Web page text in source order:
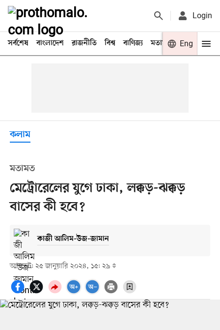
Login
সর্বশেষ বাংলাদেশ রাজনীতি বিশ্ব বাণিজ্য মতামত খেলা
Eng
কলাম
মতামত
মেট্রোরেলের যুগে ঢাকা, লক্কড়-ঝক্কড়
বাসের কী হবে?
কাজী আলিম-উজ-জামান
আপডেট: ২৫ জানুয়ারি ২০২৪, ১৫: ২৯